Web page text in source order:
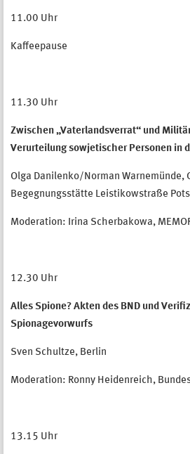
11.00 Uhr
Kaffeepause
11.30 Uhr
Zwischen „Vaterlandsverrat“ und
Verurteilung sowjetischer Personen in
Olga Danilenko/Norman Warnemünde,
Begegnungsstätte Leistikowstraße
Moderation: Irina Scherbakowa,
12.30 Uhr
Alles Spione? Akten des BND und
Spionagevorwurfs
Sven Schultze, Berlin
Moderation: Ronny Heidenreich,
13.15 Uhr